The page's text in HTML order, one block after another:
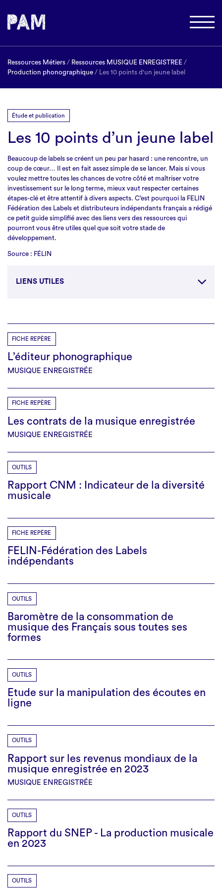
Ressources Métiers / Ressources MUSIQUE ENREGISTREE /
Production phonographique / Les 10 points d'un jeune label
Étude et publication
Les 10 points d’un jeune label
Beaucoup de labels se créent un peu par hasard : une rencontre, un
coup de cœur… Il est en fait assez simple de se lancer. Mais si vous
voulez mettre toutes les chances de votre côté et maîtriser votre
investissement sur le long terme, mieux vaut respecter certaines
étapes-clé et être attentif à divers aspects. C’est pourquoi la FELIN
Fédération des Labels et distributeurs indépendants français a rédigé
ce petit guide simplifié avec des liens vers des ressources qui
pourront vous être utiles quel que soit votre stade de
développement.
Source : FÉLIN
LIENS UTILES
FICHE REPÈRE
L’éditeur phonographique
MUSIQUE ENREGISTRÉE
FICHE REPÈRE
Les contrats de la musique enregistrée
MUSIQUE ENREGISTRÉE
OUTILS
Rapport CNM : Indicateur de la diversité
musicale
FICHE REPÈRE
FELIN-Fédération des Labels
indépendants
OUTILS
Baromètre de la consommation de
musique des Français sous toutes ses
formes
OUTILS
Etude sur la manipulation des écoutes en
ligne
OUTILS
Rapport sur les revenus mondiaux de la
musique enregistrée en 2023
MUSIQUE ENREGISTRÉE
OUTILS
Rapport du SNEP - La production musicale
en 2023
OUTILS